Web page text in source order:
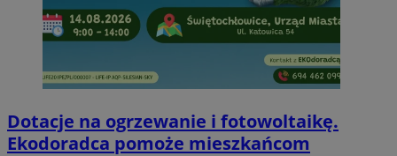
Dotacje na ogrzewanie i fotowoltaikę.
Ekodoradca pomoże mieszkańcom